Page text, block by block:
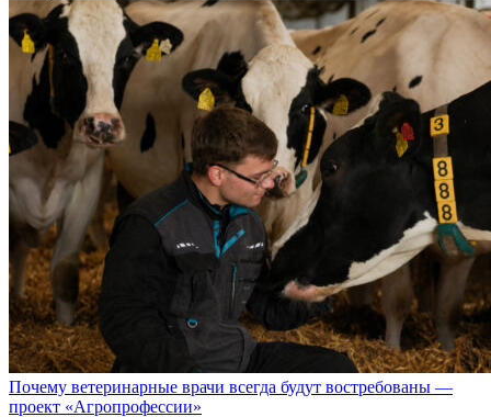
Почему ветеринарные врачи всегда будут востребованы —
проект «Агропрофессии»